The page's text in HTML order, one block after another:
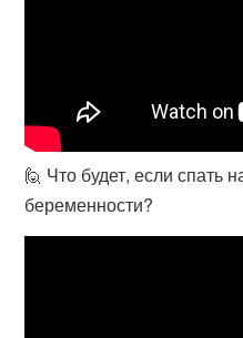
🙋 Что будет, если спать
беременности?